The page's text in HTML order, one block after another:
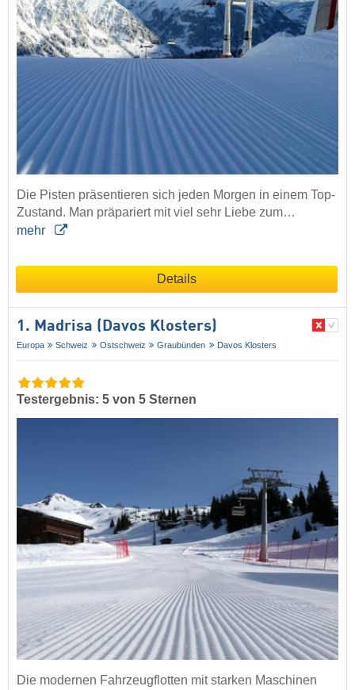
Die Pisten präsentieren sich jeden Morgen in einem Top-
Zustand. Man präpariert mit viel sehr Liebe zum…
mehr
Details
1. Madrisa (Davos Klosters)
Europa Schweiz Ostschweiz Graubünden Davos Klosters
Testergebnis: 5 von 5 Sternen
Die modernen Fahrzeugflotten mit starken Maschinen